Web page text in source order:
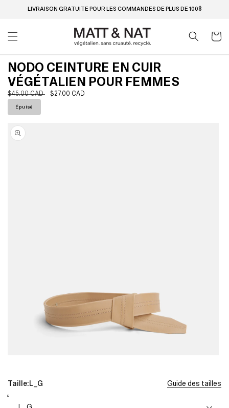
et passer
LIVRAISON GRATUITE POUR LES COMMANDES DE PLUS DE 100$
Panier
NODO CEINTURE EN CUIR
VÉGÉTALIEN POUR FEMMES
Prix
habituel
$45.00 CAD
Prix
$27.00 CAD
Épuisé
informations
produits
dans
Taille:L_G Guide des tailles